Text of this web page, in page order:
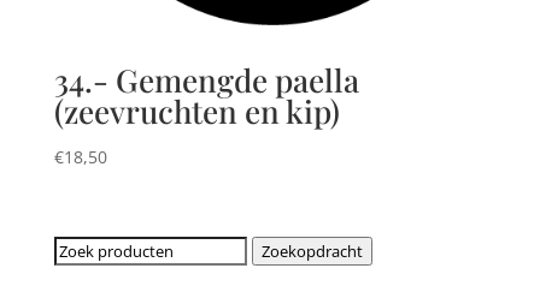
34.- Gemengde paella
(zeevruchten en kip)
€18,50
Zoeken
Zoekopdracht